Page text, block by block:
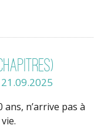
ans, n’arrive pas à